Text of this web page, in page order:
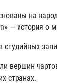
на
— история о
студийных
вершин
странах.